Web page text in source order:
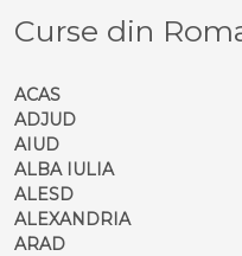
Curse din
ACAS
ADJUD
AIUD
ALBA IULIA
ALESD
ALEXANDRIA
ARAD